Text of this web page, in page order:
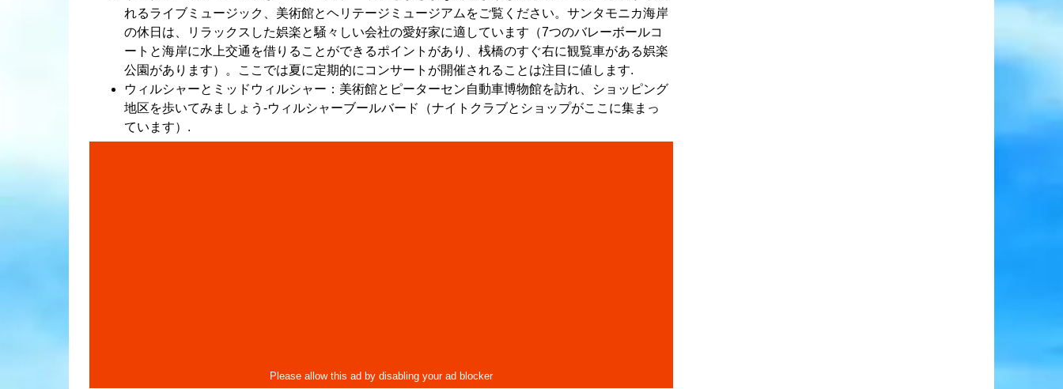
れるライブミュージック、美術館とヘリテージミュージアムをご覧ください。サンタモニカ海岸
の休日は、リラックスした娯楽と騒々しい会社の愛好家に適しています（7つのバレーボールコ
ートと海岸に水上交通を借りることができるポイントがあり、桟橋のすぐ右に観覧車がある娯楽
公園があります）。ここでは夏に定期的にコンサートが開催されることは注目に値します.
ウィルシャーとミッドウィルシャー：美術館とピーターセン自動車博物館を訪れ、ショッピング
地区を歩いてみましょう-ウィルシャーブールバード（ナイトクラブとショップがここに集まっ
ています）.